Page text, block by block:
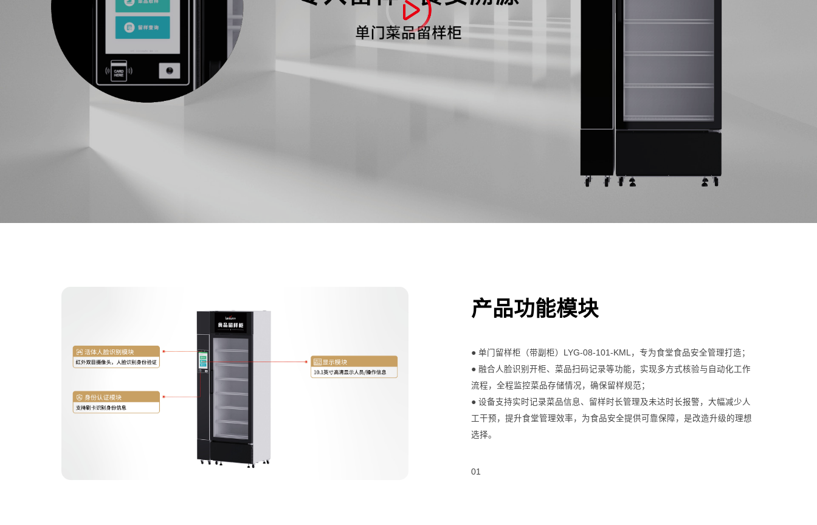
产品功能模块
● 单门留样柜（带副柜）LYG-08-101-KML，专为食堂食品安全管理打造；
● 融合人脸识别开柜、菜品扫码记录等功能，实现多方式核验与自动化工作
流程，全程监控菜品存储情况，确保留样规范；
● 设备支持实时记录菜品信息、留样时长管理及未达时长报警，大幅减少人
工干预，提升食堂管理效率，为食品安全提供可靠保障，是改造升级的理想
选择。
01